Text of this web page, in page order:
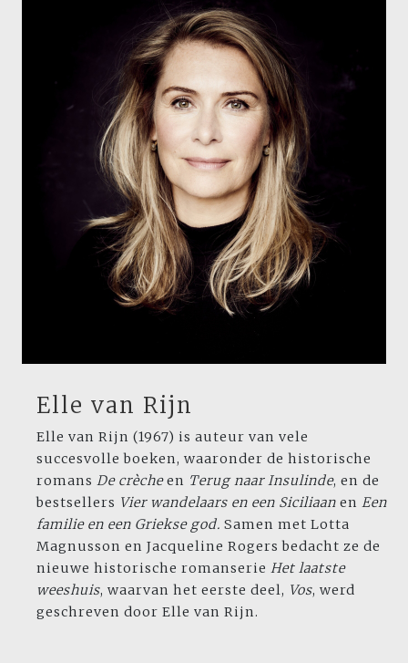
Elle van Rijn
Elle van Rijn (1967) is auteur van vele
succesvolle boeken, waar­onder de historische
romans De crècheen Terug naar Insulinde, en de
bestsellers Vier wandelaars en een Siciliaan en Een
familie en een Griekse god. Samen met Lotta
Magnusson en Jacqueline Rogers bedacht ze de
nieuwe historische romanserie Het laatste
weeshuis, waarvan het eerste deel, Vos, werd
geschreven door Elle van Rijn.